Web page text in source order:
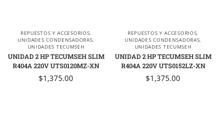
REPUESTOS Y ACCESORIOS,
UNIDADES CONDENSADORAS,
UNIDADES TECUMSEH
UNIDAD 2 HP TECUMSEH SLIM
R404A 220V UTS0120MZ-XN
$1,375.00
REPUESTOS Y ACCESORIOS,
UNIDADES CONDENSADORAS,
UNIDADES TECUMSEH
UNIDAD 2 HP TECUMSEH SLIM
R404A 220V UTS0152LZ-XN
$1,375.00